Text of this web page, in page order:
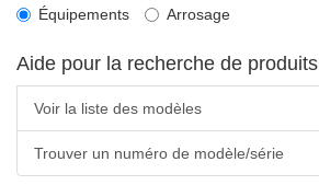
Équipements Arrosage
Aide pour la recherche de produits
Voir la liste des modèles
Trouver un numéro de modèle/série